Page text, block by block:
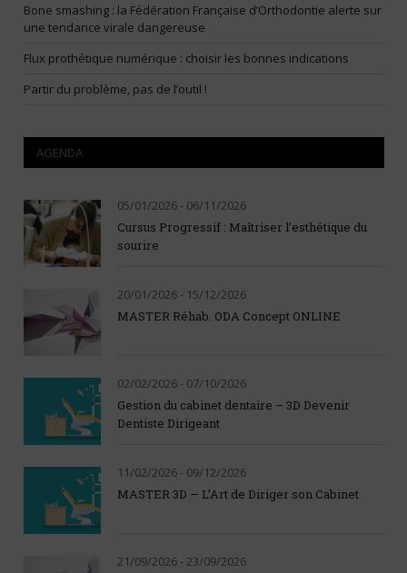
Bone smashing : la Fédération Française d’Orthodontie alerte sur
une tendance virale dangereuse
Flux prothétique numérique : choisir les bonnes indications
Partir du problème, pas de l’outil !
AGENDA
05/01/2026 - 06/11/2026
Cursus Progressif : Maîtriser l’esthétique du
sourire
20/01/2026 - 15/12/2026
MASTER Réhab. ODA Concept ONLINE
02/02/2026 - 07/10/2026
Gestion du cabinet dentaire – 3D Devenir
Dentiste Dirigeant
11/02/2026 - 09/12/2026
MASTER 3D — L’Art de Diriger son Cabinet
21/09/2026 - 23/09/2026